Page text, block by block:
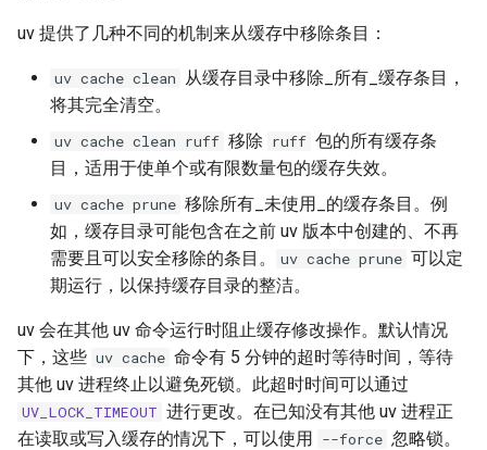
uv 提供了几种不同的机制来从缓存中移除条目：
uv cache clean
从缓存目录中移除_所有_缓存条目，
将其完全清空。
uv cache clean ruff 移除 ruff 包的所有缓存条
目，适用于使单个或有限数量包的缓存失效。
uv cache prune 移除所有_未使用_的缓存条目。例
如，缓存目录可能包含在之前 uv 版本中创建的、不再
需要且可以安全移除的条目。
uv cache prune 可以定
期运行，以保持缓存目录的整洁。
uv 会在其他 uv 命令运行时阻止缓存修改操作。默认情况
下，这些 uv cache 命令有 5 分钟的超时等待时间，等待
其他 uv 进程终止以避免死锁。此超时时间可以通过
UV_LOCK_TIMEOUT 进行更改。在已知没有其他 uv 进程正
在读取或写入缓存的情况下，可以使用 --force 忽略锁。